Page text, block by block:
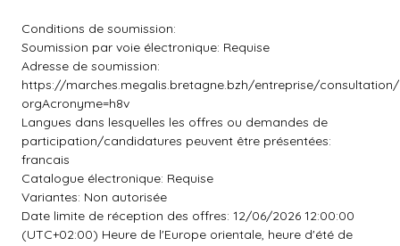
Conditions de soumission:
Soumission par voie électronique: Requise
Adresse de soumission:
https://marches.megalis.bretagne.bzh/entreprise/consultation/
orgAcronyme=h8v
Langues dans lesquelles les offres ou demandes de
participation/candidatures peuvent être présentées:
francais
Catalogue électronique: Requise
Variantes: Non autorisée
Date limite de réception des offres: 12/06/2026 12:00:00
(UTC+02:00) Heure de l'Europe orientale, heure d'été de